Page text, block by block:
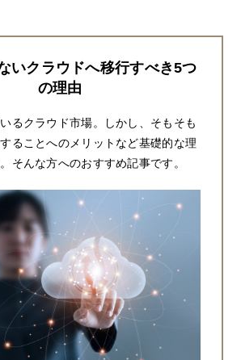
いクラウドへ移行すべき5つ
の理由
るクラウド市場。しかし、そもそも
ることへのメリットなど基礎的な理
そんな方へのおすすめ記事です。